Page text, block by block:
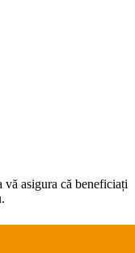
asigura că beneficiați